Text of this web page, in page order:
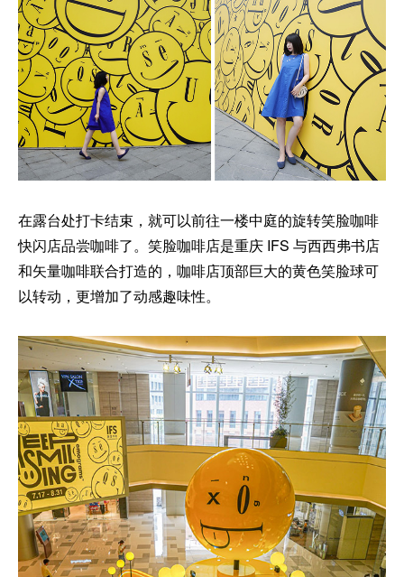
在露台处打卡结束，就可以前往一楼中庭的旋转笑脸咖啡
快闪店品尝咖啡了。笑脸咖啡店是重庆 IFS 与西西弗书店
和矢量咖啡联合打造的，咖啡店顶部巨大的黄色笑脸球可
以转动，更增加了动感趣味性。